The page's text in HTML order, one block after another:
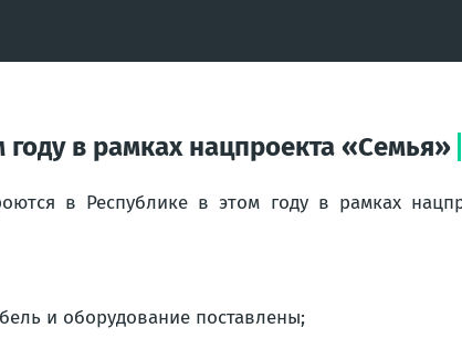
в рамках нацпроекта «Семья»
в Республике в этом году в рамках
и оборудование поставлены;